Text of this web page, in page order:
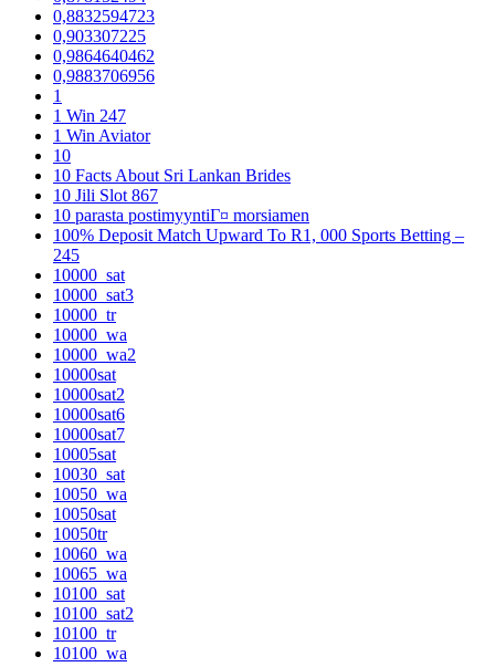
0,8832594723
0,903307225
0,9864640462
0,9883706956
1
1 Win 247
1 Win Aviator
10
10 Facts About Sri Lankan Brides
10 Jili Slot 867
10 parasta postimyyntiГ¤ morsiamen
100% Deposit Match Upward To R1, 000 Sports Betting –
245
10000_sat
10000_sat3
10000_tr
10000_wa
10000_wa2
10000sat
10000sat2
10000sat6
10000sat7
10005sat
10030_sat
10050_wa
10050sat
10050tr
10060_wa
10065_wa
10100_sat
10100_sat2
10100_tr
10100_wa